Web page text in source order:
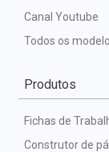
Canal Youtube
Todos os
Produtos
Fichas de
Construtor de